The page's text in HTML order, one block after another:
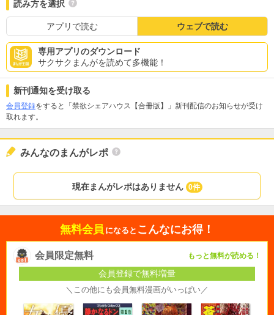
読み方を選択
アプリで読む ウェブで読む
専用アプリのダウンロード
サクサクまんがを読めて多機能！
新刊通知を受け取る
会員登録をすると「禁欲シェアハウス【合冊版】」新刊配信のお知らせが受け
取れます。
みんなのまんがレポ
現在まんがレポはありません 0件
無料会員 になると こんなにお得！
会員限定無料 もっと無料が読める！
会員登録で無料増量
＼この他にも会員無料漫画がいっぱい／